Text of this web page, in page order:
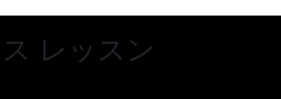
レッスン